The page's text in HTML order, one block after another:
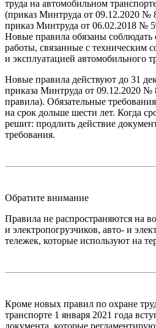
труда на автомобильном
(приказ Минтруда от 09.12.2020 №
приказ Минтруда от 06.02.2018 №
Новые правила обязаны соблюдать
работы, связанные с техническим
и эксплуатацией автомобильного
Новые правила действуют до 31
приказа Минтруда от 09.12.2020
правила). Обязательные
на срок дольше шести лет. Когда
решит: продлить действие
требования.
Обратите внимание
Правила не распространяются на
и электропогрузчиков, авто- и
тележек, которые используют на
Кроме новых правил по охране
транспорте 1 января 2021 года